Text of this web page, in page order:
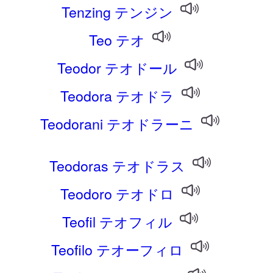
Tenzing テンジン
Teo テオ
Teodor テオドール
Teodora テオドラ
Teodorani テオドラーニ
Teodoras テオドラス
Teodoro テオドロ
Teofil テオフィル
Teofilo テオーフィロ